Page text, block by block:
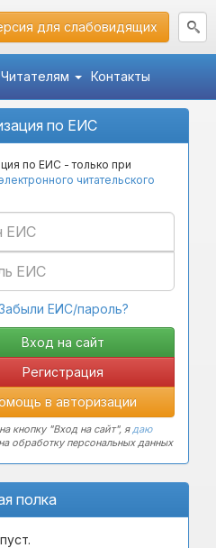
для слабовидящих
Читателям Контакты
по ЕИС
по ЕИС - только при
читательского
ЕИС/пароль?
Регистрация
в авторизации
кнопку "Вход на сайт", ядаю
обработку персональных данных
полка